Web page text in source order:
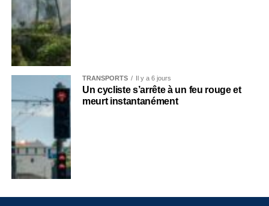
TRANSPORTS Il y a 6 jours
Un cycliste s’arrête à un feu rouge et
meurt instantanément